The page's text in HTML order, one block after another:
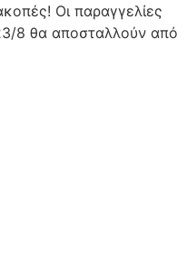
Οι παραγγελίες
8 θα αποσταλλούν από